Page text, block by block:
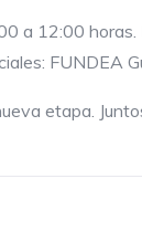
a 12:00
FUNDEA
etapa.